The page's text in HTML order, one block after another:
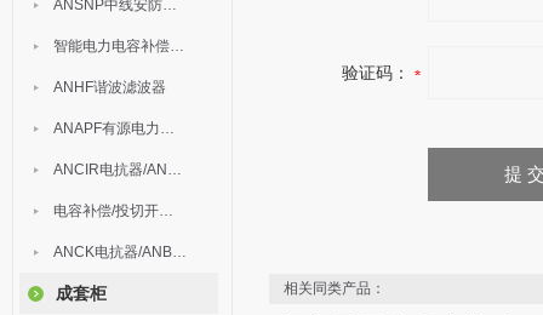
ANSNP中线安防保护器
智能电力电容补偿装置
ANHF谐波滤波器
ANAPF有源电力滤波器
ANCIR电抗器/ANHPD300谐波保护器
电容补偿/投切开关/ARC
ANCK电抗器/ANBSMJ自愈式低压并联电容器
成套柜
验证码：
相关同类产品：